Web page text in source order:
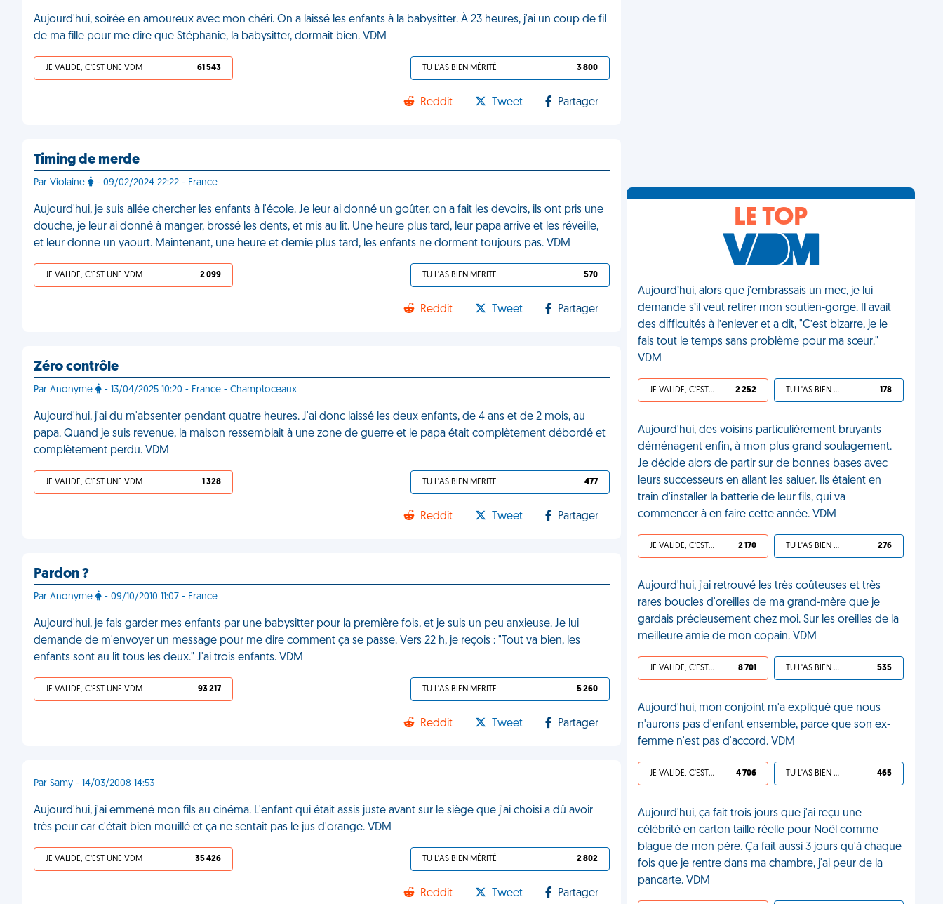
Aujourd'hui, soirée en amoureux avec mon chéri. On a laissé les enfants à la babysitter. À 23 heures, j'ai un coup de fil
de ma fille pour me dire que Stéphanie, la babysitter, dormait bien. VDM
JE VALIDE, C'EST UNE VDM 61 543 TU L'AS BIEN MÉRITÉ 3 800
Reddit Tweet Partager
Timing de merde
Par Violaine - 09/02/2024 22:22 - France
Aujourd'hui, je suis allée chercher les enfants à l'école. Je leur ai donné un goûter, on a fait les devoirs, ils ont pris une
douche, je leur ai donné à manger, brossé les dents, et mis au lit. Une heure plus tard, leur papa arrive et les réveille,
et leur donne un yaourt. Maintenant, une heure et demie plus tard, les enfants ne dorment toujours pas. VDM
JE VALIDE, C'EST UNE VDM 2 099 TU L'AS BIEN MÉRITÉ 570
Reddit Tweet Partager
Zéro contrôle
Par Anonyme - 13/04/2025 10:20 - France - Champtoceaux
Aujourd'hui, j'ai du m'absenter pendant quatre heures. J'ai donc laissé les deux enfants, de 4 ans et de 2 mois, au
papa. Quand je suis revenue, la maison ressemblait à une zone de guerre et le papa était complètement débordé et
complètement perdu. VDM
JE VALIDE, C'EST UNE VDM 1 328 TU L'AS BIEN MÉRITÉ 477
Reddit Tweet Partager
Pardon ?
Par Anonyme - 09/10/2010 11:07 - France
Aujourd'hui, je fais garder mes enfants par une babysitter pour la première fois, et je suis un peu anxieuse. Je lui
demande de m'envoyer un message pour me dire comment ça se passe. Vers 22 h, je reçois : "Tout va bien, les
enfants sont au lit tous les deux." J'ai trois enfants. VDM
JE VALIDE, C'EST UNE VDM 93 217 TU L'AS BIEN MÉRITÉ 5 260
Reddit Tweet Partager
Par Samy - 14/03/2008 14:53
Aujourd'hui, j'ai emmené mon fils au cinéma. L'enfant qui était assis juste avant sur le siège que j'ai choisi a dû avoir
très peur car c'était bien mouillé et ça ne sentait pas le jus d'orange. VDM
JE VALIDE, C'EST UNE VDM 35 426 TU L'AS BIEN MÉRITÉ 2 802
Reddit Tweet Partager
LE TOP
Aujourd’hui, alors que j’embrassais un mec, je lui
demande s’il veut retirer mon soutien-gorge. Il avait
des difficultés à l’enlever et a dit, "C’est bizarre, je le
fais tout le temps sans problème pour ma sœur."
VDM
JE VALIDE, C'EST UNE VDM 2 252 TU L'AS BIEN MÉRITÉ 178
Aujourd'hui, des voisins particulièrement bruyants
déménagent enfin, à mon plus grand soulagement.
Je décide alors de partir sur de bonnes bases avec
leurs successeurs en allant les saluer. Ils étaient en
train d'installer la batterie de leur fils, qui va
commencer à en faire cette année. VDM
JE VALIDE, C'EST UNE VDM 2 170 TU L'AS BIEN MÉRITÉ 276
Aujourd'hui, j'ai retrouvé les très coûteuses et très
rares boucles d'oreilles de ma grand-mère que je
gardais précieusement chez moi. Sur les oreilles de la
meilleure amie de mon copain. VDM
JE VALIDE, C'EST UNE VDM 8 701 TU L'AS BIEN MÉRITÉ 535
Aujourd'hui, mon conjoint m'a expliqué que nous
n'aurons pas d'enfant ensemble, parce que son ex-
femme n'est pas d'accord. VDM
JE VALIDE, C'EST UNE VDM 4 706 TU L'AS BIEN MÉRITÉ 465
Aujourd'hui, ça fait trois jours que j'ai reçu une
célébrité en carton taille réelle pour Noël comme
blague de mon père. Ça fait aussi 3 jours qu'à chaque
fois que je rentre dans ma chambre, j'ai peur de la
pancarte. VDM